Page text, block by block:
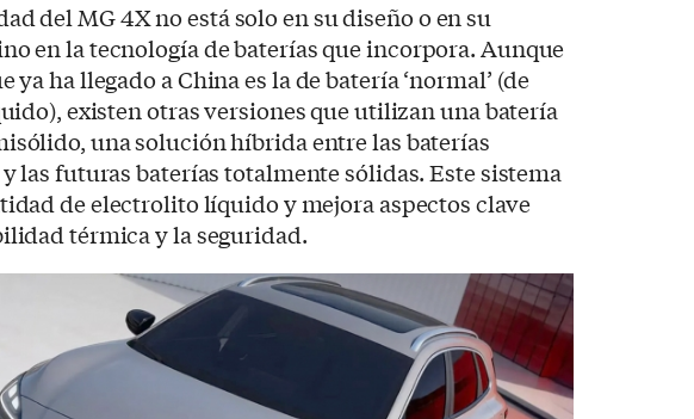
del MG 4X no está solo en su diseño o en su
en la tecnología de baterías que incorpora. Aunque
ya ha llegado a China es la de batería ‘normal’ (de
existen otras versiones que utilizan una batería
una solución híbrida entre las baterías
las futuras baterías totalmente sólidas. Este sistema
de electrolito líquido y mejora aspectos clave
térmica y la seguridad.